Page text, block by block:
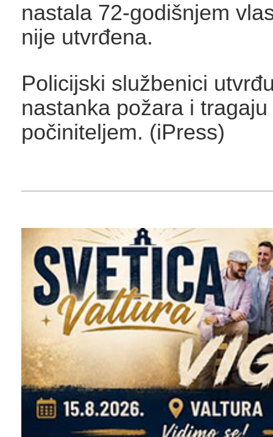
nastala 72-godišnjem
nije utvrđena.
Policijski službenici
nastanka požara i tragaju
počiniteljem. (iPress)